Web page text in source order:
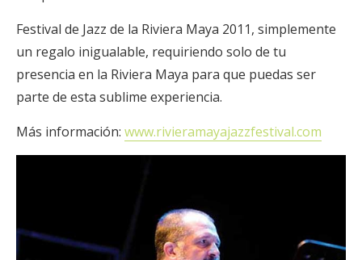
Festival de Jazz de la Riviera Maya 2011, simplemente
un regalo inigualable, requiriendo solo de tu
presencia en la Riviera Maya para que puedas ser
parte de esta sublime experiencia.
Más información: www.rivieramayajazzfestival.com